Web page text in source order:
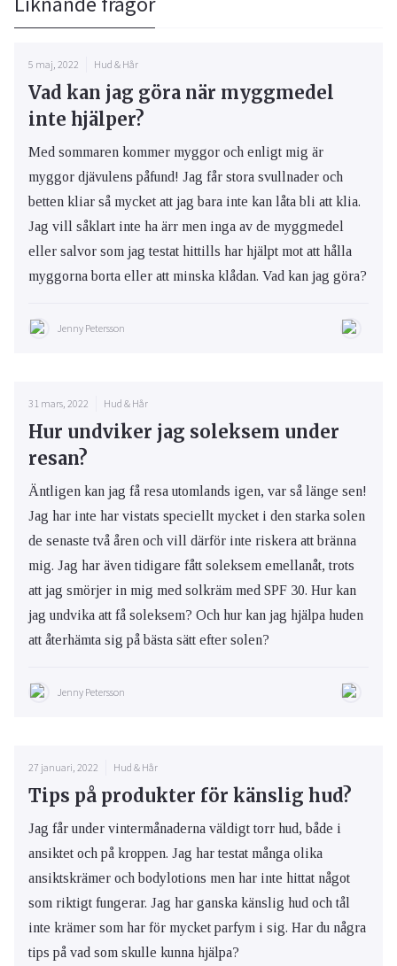
5 maj, 2022 Hud & Hår
Vad kan jag göra när myggmedel
inte hjälper?
Med sommaren kommer myggor och enligt mig är
myggor djävulens påfund! Jag får stora svullnader och
betten kliar så mycket att jag bara inte kan låta bli att klia.
Jag vill såklart inte ha ärr men inga av de myggmedel
eller salvor som jag testat hittills har hjälpt mot att hålla
myggorna borta eller att minska klådan. Vad kan jag göra?
Jenny Petersson
31 mars, 2022 Hud & Hår
Hur undviker jag soleksem under
resan?
Äntligen kan jag få resa utomlands igen, var så länge sen!
Jag har inte har vistats speciellt mycket i den starka solen
de senaste två åren och vill därför inte riskera att bränna
mig. Jag har även tidigare fått soleksem emellanåt, trots
att jag smörjer in mig med solkräm med SPF 30. Hur kan
jag undvika att få soleksem? Och hur kan jag hjälpa huden
att återhämta sig på bästa sätt efter solen?
Jenny Petersson
27 januari, 2022 Hud & Hår
Tips på produkter för känslig hud?
Jag får under vintermånaderna väldigt torr hud, både i
ansiktet och på kroppen. Jag har testat många olika
ansiktskrämer och bodylotions men har inte hittat något
som riktigt fungerar. Jag har ganska känslig hud och tål
inte krämer som har för mycket parfym i sig. Har du några
tips på vad som skulle kunna hjälpa?